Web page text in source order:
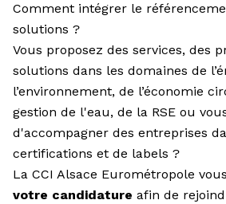
Comment intégrer le
solutions ?
Vous proposez des services, des
solutions dans les domaines de
l’environnement, de l’économie
gestion de l'eau, de la RSE ou
d'accompagner des entreprises
certifications et de labels ?
La CCI Alsace Eurométropole
votre candidature afin de